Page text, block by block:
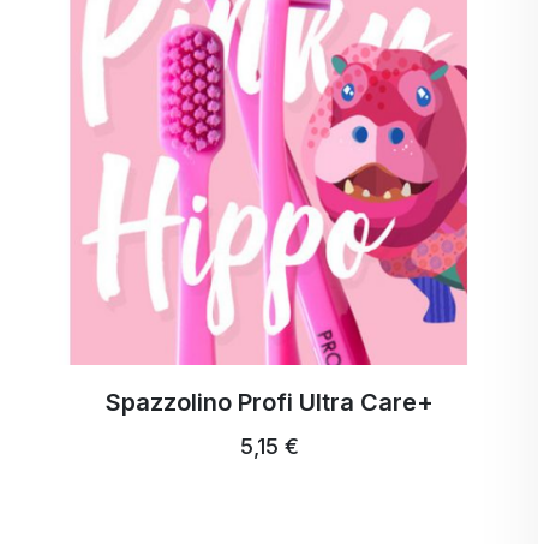
Spazzolino Profi Ultra Care+
5,15 €